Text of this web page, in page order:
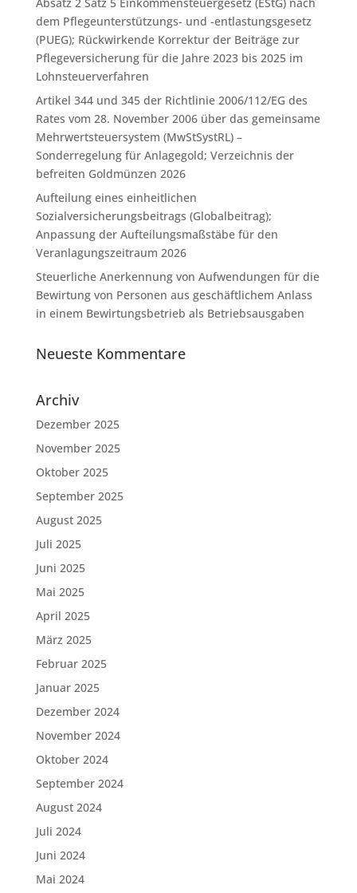
dem Pflegeunterstützungs- und -entlastungsgesetz
(PUEG); Rückwirkende Korrektur der Beiträge zur
Pflegeversicherung für die Jahre 2023 bis 2025 im
Lohnsteuerverfahren
Artikel 344 und 345 der Richtlinie 2006/112/EG des
Rates vom 28. November 2006 über das gemeinsame
Mehrwertsteuersystem (MwStSystRL) –
Sonderregelung für Anlagegold; Verzeichnis der
befreiten Goldmünzen 2026
Aufteilung eines einheitlichen
Sozialversicherungsbeitrags (Globalbeitrag);
Anpassung der Aufteilungsmaßstäbe für den
Veranlagungszeitraum 2026
Steuerliche Anerkennung von Aufwendungen für die
Bewirtung von Personen aus geschäftlichem Anlass
in einem Bewirtungsbetrieb als Betriebsausgaben
Neueste Kommentare
Archiv
Dezember 2025
November 2025
Oktober 2025
September 2025
August 2025
Juli 2025
Juni 2025
Mai 2025
April 2025
März 2025
Februar 2025
Januar 2025
Dezember 2024
November 2024
Oktober 2024
September 2024
August 2024
Juli 2024
Juni 2024
Mai 2024